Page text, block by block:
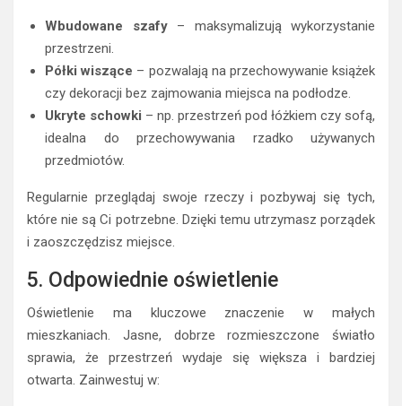
Wbudowane szafy– maksymalizują wykorzystanie
przestrzeni.
Półki wiszące – pozwalają na przechowywanie książek
czy dekoracji bez zajmowania miejsca na podłodze.
Ukryte schowki – np. przestrzeń pod łóżkiem czy sofą,
idealna do przechowywania rzadko używanych
przedmiotów.
Regularnie przeglądaj swoje rzeczy i pozbywaj się tych,
które nie są Ci potrzebne. Dzięki temu utrzymasz porządek
i zaoszczędzisz miejsce.
5. Odpowiednie oświetlenie
Oświetlenie ma kluczowe znaczenie w małych
mieszkaniach. Jasne, dobrze rozmieszczone światło
sprawia, że przestrzeń wydaje się większa i bardziej
otwarta. Zainwestuj w: